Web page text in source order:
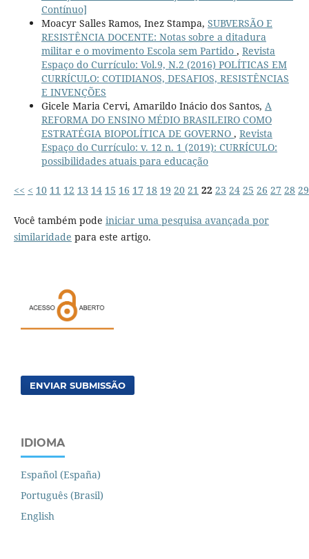
Contínuo]
Moacyr Salles Ramos, Inez Stampa, SUBVERSÃO E
RESISTÊNCIA DOCENTE: Notas sobre a ditadura
militar e o movimento Escola sem Partido , Revista
Espaço do Currículo: Vol.9, N.2 (2016) POLÍTICAS EM
CURRÍCULO: COTIDIANOS, DESAFIOS, RESISTÊNCIAS
E INVENÇÕES
Gicele Maria Cervi, Amarildo Inácio dos Santos, A
REFORMA DO ENSINO MÉDIO BRASILEIRO COMO
ESTRATÉGIA BIOPOLÍTICA DE GOVERNO , Revista
Espaço do Currículo: v. 12 n. 1 (2019): CURRÍCULO:
possibilidades atuais para educação
<< < 10 11 12 13 14 15 16 17 18 19 20 21 22 23 24 25 26 27 28 29
Você também pode iniciar uma pesquisa avançada por
similaridade para este artigo.
ENVIAR SUBMISSÃO
IDIOMA
Español (España)
Português (Brasil)
English